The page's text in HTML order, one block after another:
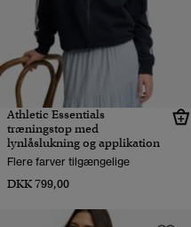
Athletic Essentials
træningstop med
lynlåslukning og applikation
Flere farver tilgængelige
DKK 799,00